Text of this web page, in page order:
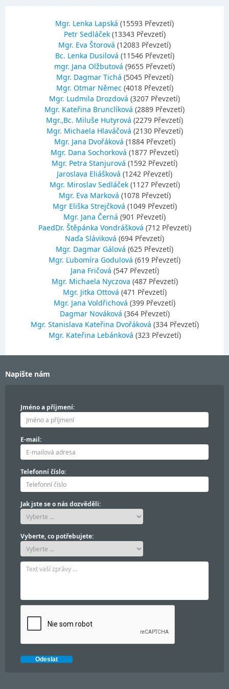
Mgr. Lenka Lapská (15593 Převzetí)
Petr Sedláček (13343 Převzetí)
Mgr. Eva Štorová (12083 Převzetí)
Bc. Lenka Dusilová (11546 Převzetí)
mgr. Jana Olžbutová (9655 Převzetí)
Mgr. Dagmar Tichá (5045 Převzetí)
Mgr. Otmar Němec (4018 Převzetí)
Mgr. Ludmila Drozdová (3207 Převzetí)
Mgr. Kateřina Brunclíková (2889 Převzetí)
Mgr.,Bc. Miluše Hutyrová (2279 Převzetí)
Mgr. Michaela Hlaváčová (2130 Převzetí)
Mgr. Jana Dvořáková (1884 Převzetí)
Mgr. Dana Sochorková (1877 Převzetí)
Mgr. Petra Stanjurová (1592 Převzetí)
Jaroslava Eliášková (1242 Převzetí)
Mgr. Miroslav Sedláček (1127 Převzetí)
Mgr. Eva Marková (1078 Převzetí)
Mgr Eliška Strejčková (1049 Převzetí)
Mgr. Jana Černá (901 Převzetí)
PaedDr. Štěpánka Vondrášková (712 Převzetí)
Naďa Sláviková (694 Převzetí)
Mgr. Dagmar Gálová (625 Převzetí)
Mgr. Ľubomíra Godulová (619 Převzetí)
Jana Fričová (547 Převzetí)
Mgr. Michaela Nyczova (487 Převzetí)
Mgr. Jitka Ottová (471 Převzetí)
Mgr. Jana Voldřichová (399 Převzetí)
Dagmar Nováková (364 Převzetí)
Mgr. Stanislava Kateřina Dvořáková (334 Převzetí)
Mgr. Kateřina Lebánková (323 Převzetí)
Napište nám
Jméno a příjmení:
E-mail:
Telefonní číslo:
Jak jste se o nás dozvěděli:
Vyberte, co potřebujete: